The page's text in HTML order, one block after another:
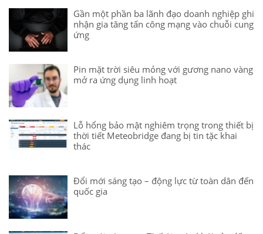
Gần một phần ba lãnh đạo doanh nghiệp ghi
nhận gia tăng tấn công mạng vào chuỗi cung
ứng
Pin mặt trời siêu mỏng với gương nano vàng
mở ra ứng dụng linh hoạt
Lỗ hổng bảo mật nghiêm trọng trong thiết bị
thời tiết Meteobridge đang bị tin tặc khai
thác
Đổi mới sáng tạo – động lực từ toàn dân đến
quốc gia